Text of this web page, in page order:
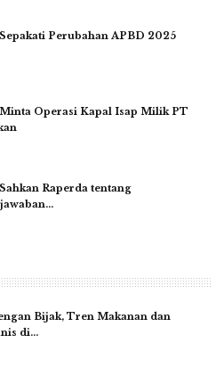
Perubahan APBD 2025
Operasi Kapal Isap Milik PT
Raperda tentang
Bijak, Tren Makanan dan
di…